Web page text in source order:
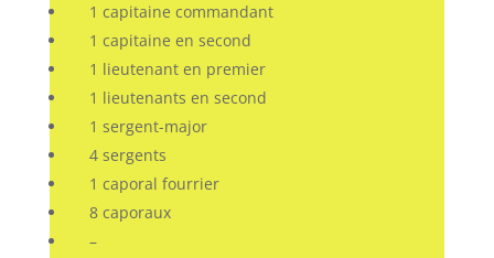
1 capitaine commandant
1 capitaine en second
1 lieutenant en premier
1 lieutenants en second
1 sergent-major
4 sergents
1 caporal fourrier
8 caporaux
–